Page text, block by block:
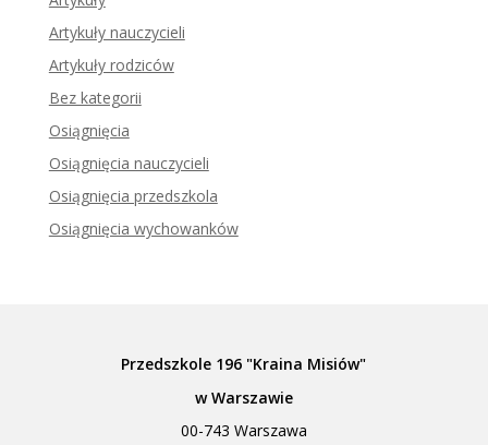
Artykuły nauczycieli
Artykuły rodziców
Bez kategorii
Osiągnięcia
Osiągnięcia nauczycieli
Osiągnięcia przedszkola
Osiągnięcia wychowanków
Przedszkole 196 "Kraina Misiów"
w Warszawie
00-743 Warszawa